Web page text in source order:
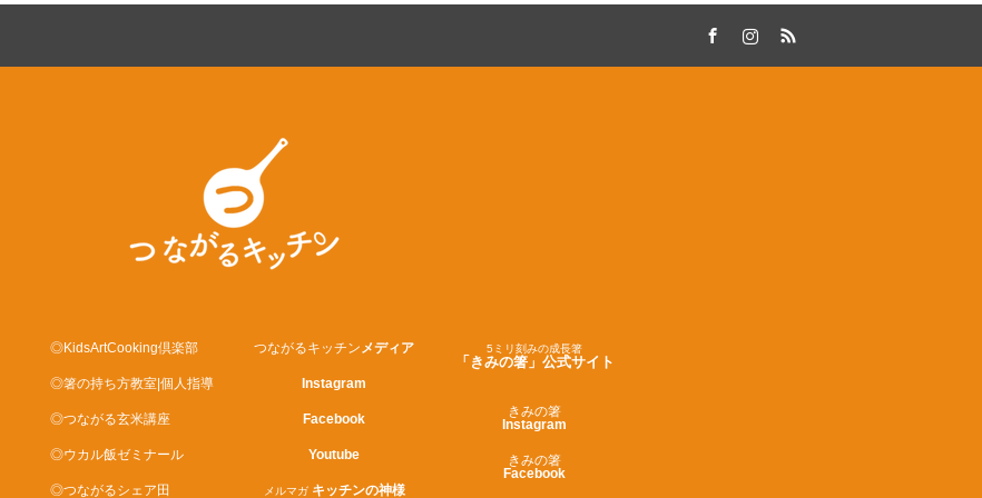
◎KidsArtCooking倶楽部
◎箸の持ち方教室|個人指導
◎つながる玄米講座
◎ウカル飯ゼミナール
◎つながるシェア田
つながるキッチンメディア
Instagram
Facebook
Youtube
メルマガ キッチンの神様
5ミリ刻みの成長箸
「きみの箸」公式サイト
きみの箸
Instagram
きみの箸
Facebook